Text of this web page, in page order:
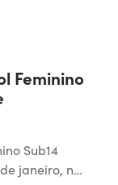
Feminino
Sub14
janeiro, n…